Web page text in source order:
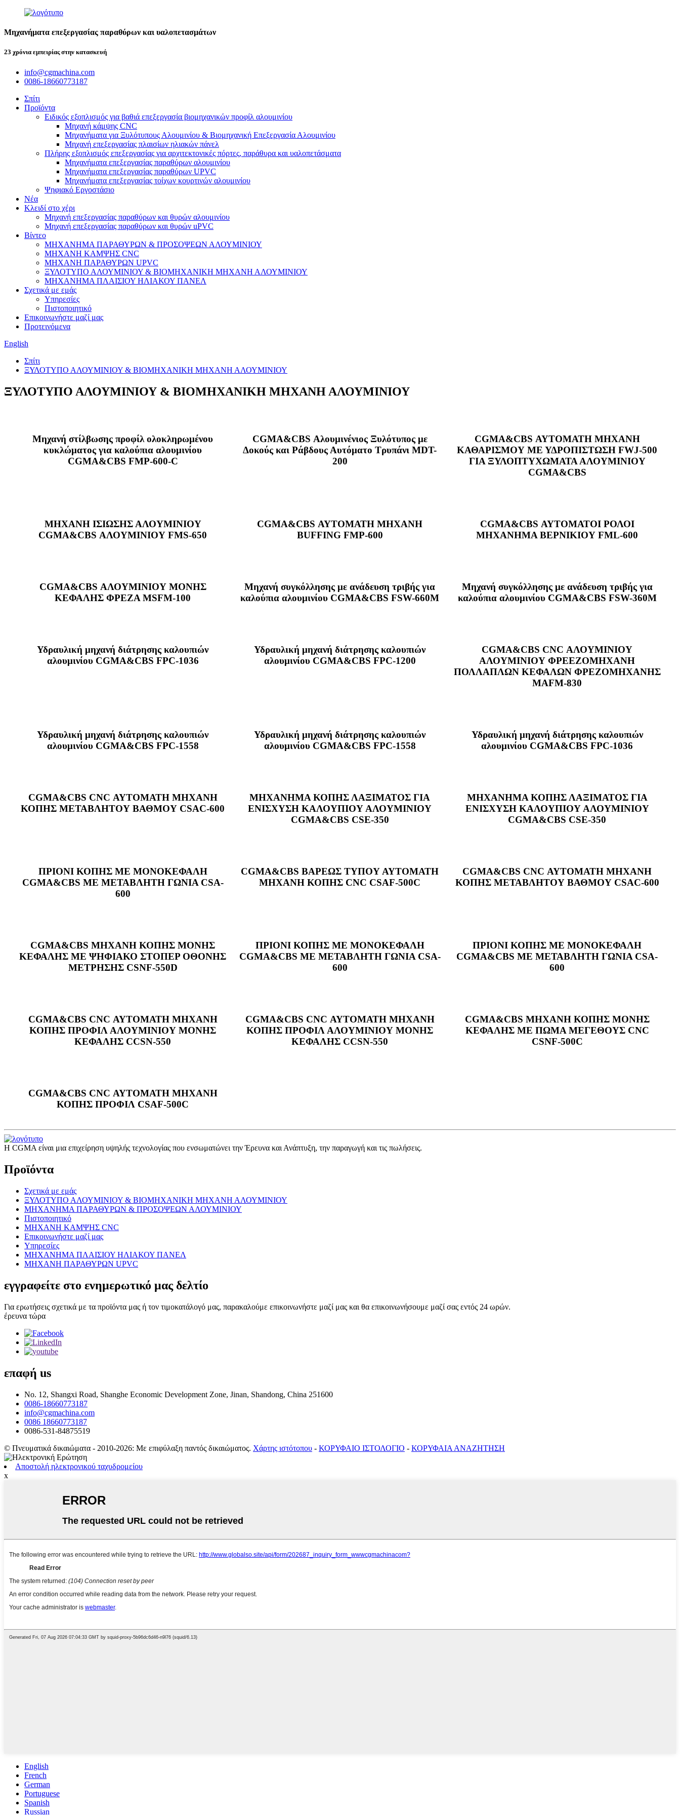
Μηχανήματα επεξεργασίας παραθύρων και υαλοπετασμάτων
23 χρόνια εμπειρίας στην κατασκευή
info@cgmachina.com
0086-18660773187
Σπίτι
Προϊόντα
Ειδικός εξοπλισμός για βαθιά επεξεργασία βιομηχανικών προφίλ αλουμινίου
Μηχανή κάμψης CNC
Μηχανήματα για Ξυλότυπους Αλουμινίου & Βιομηχανική Επεξεργασία Αλουμινίου
Μηχανή επεξεργασίας πλαισίων ηλιακών πάνελ
Πλήρης εξοπλισμός επεξεργασίας για αρχιτεκτονικές πόρτες, παράθυρα και υαλοπετάσματα
Μηχανήματα επεξεργασίας παραθύρων αλουμινίου
Μηχανήματα επεξεργασίας παραθύρων UPVC
Μηχανήματα επεξεργασίας τοίχων κουρτινών αλουμινίου
Ψηφιακό Εργοστάσιο
Νέα
Κλειδί στο χέρι
Μηχανή επεξεργασίας παραθύρων και θυρών αλουμινίου
Μηχανή επεξεργασίας παραθύρων και θυρών uPVC
Βίντεο
ΜΗΧΑΝΗΜΑ ΠΑΡΑΘΥΡΩΝ & ΠΡΟΣΟΨΕΩΝ ΑΛΟΥΜΙΝΙΟΥ
ΜΗΧΑΝΗ ΚΑΜΨΗΣ CNC
ΜΗΧΑΝΗ ΠΑΡΑΘΥΡΩΝ UPVC
ΞΥΛΟΤΥΠΟ ΑΛΟΥΜΙΝΙΟΥ & ΒΙΟΜΗΧΑΝΙΚΗ ΜΗΧΑΝΗ ΑΛΟΥΜΙΝΙΟΥ
ΜΗΧΑΝΗΜΑ ΠΛΑΙΣΙΟΥ ΗΛΙΑΚΟΥ ΠΑΝΕΛ
Σχετικά με εμάς
Υπηρεσίες
Πιστοποιητικό
Επικοινωνήστε μαζί μας
Προτεινόμενα
English
Σπίτι
ΞΥΛΟΤΥΠΟ ΑΛΟΥΜΙΝΙΟΥ & ΒΙΟΜΗΧΑΝΙΚΗ ΜΗΧΑΝΗ ΑΛΟΥΜΙΝΙΟΥ
ΞΥΛΟΤΥΠΟ ΑΛΟΥΜΙΝΙΟΥ & ΒΙΟΜΗΧΑΝΙΚΗ ΜΗΧΑΝΗ ΑΛΟΥΜΙΝΙΟΥ
Μηχανή στίλβωσης προφίλ ολοκληρωμένου
κυκλώματος για καλούπια αλουμινίου
CGMA&CBS FMP-600-C
CGMA&CBS Αλουμινένιος Ξυλότυπος με
Δοκούς και Ράβδους Αυτόματο Τρυπάνι MDT-
200
CGMA&CBS ΑΥΤΟΜΑΤΗ ΜΗΧΑΝΗ
ΚΑΘΑΡΙΣΜΟΥ ΜΕ ΥΔΡΟΠΙΣΤΩΣΗ FWJ-500
ΓΙΑ ΞΥΛΟΠΤΥΧΩΜΑΤΑ ΑΛΟΥΜΙΝΙΟΥ
CGMA&CBS
ΜΗΧΑΝΗ ΙΣΙΩΣΗΣ ΑΛΟΥΜΙΝΙΟΥ
CGMA&CBS ΑΛΟΥΜΙΝΙΟΥ FMS-650
CGMA&CBS ΑΥΤΟΜΑΤΗ ΜΗΧΑΝΗ
BUFFING FMP-600
CGMA&CBS ΑΥΤΟΜΑΤΟΙ ΡΟΛΟΙ
ΜΗΧΑΝΗΜΑ ΒΕΡΝΙΚΙΟΥ FML-600
CGMA&CBS ΑΛΟΥΜΙΝΙΟΥ ΜΟΝΗΣ
ΚΕΦΑΛΗΣ ΦΡΕΖΑ MSFM-100
Μηχανή συγκόλλησης με ανάδευση τριβής για
καλούπια αλουμινίου CGMA&CBS FSW-660M
Μηχανή συγκόλλησης με ανάδευση τριβής για
καλούπια αλουμινίου CGMA&CBS FSW-360M
Υδραυλική μηχανή διάτρησης καλουπιών
αλουμινίου CGMA&CBS FPC-1036
Υδραυλική μηχανή διάτρησης καλουπιών
αλουμινίου CGMA&CBS FPC-1200
CGMA&CBS CNC ΑΛΟΥΜΙΝΙΟΥ
ΑΛΟΥΜΙΝΙΟΥ ΦΡΕΕΖΟΜΗΧΑΝΗ
ΠΟΛΛΑΠΛΩΝ ΚΕΦΑΛΩΝ ΦΡΕΖΟΜΗΧΑΝΗΣ
MAFM-830
Υδραυλική μηχανή διάτρησης καλουπιών
αλουμινίου CGMA&CBS FPC-1558
Υδραυλική μηχανή διάτρησης καλουπιών
αλουμινίου CGMA&CBS FPC-1558
Υδραυλική μηχανή διάτρησης καλουπιών
αλουμινίου CGMA&CBS FPC-1036
CGMA&CBS CNC ΑΥΤΟΜΑΤΗ ΜΗΧΑΝΗ
ΚΟΠΗΣ ΜΕΤΑΒΛΗΤΟΥ ΒΑΘΜΟΥ CSAC-600
ΜΗΧΑΝΗΜΑ ΚΟΠΗΣ ΛΑΞΙΜΑΤΟΣ ΓΙΑ
ΕΝΙΣΧΥΣΗ ΚΑΛΟΥΠΙΟΥ ΑΛΟΥΜΙΝΙΟΥ
CGMA&CBS CSE-350
ΜΗΧΑΝΗΜΑ ΚΟΠΗΣ ΛΑΞΙΜΑΤΟΣ ΓΙΑ
ΕΝΙΣΧΥΣΗ ΚΑΛΟΥΠΙΟΥ ΑΛΟΥΜΙΝΙΟΥ
CGMA&CBS CSE-350
ΠΡΙΟΝΙ ΚΟΠΗΣ ΜΕ ΜΟΝΟΚΕΦΑΛΗ
CGMA&CBS ΜΕ ΜΕΤΑΒΛΗΤΗ ΓΩΝΙΑ CSA-
600
CGMA&CBS ΒΑΡΕΩΣ ΤΥΠΟΥ ΑΥΤΟΜΑΤΗ
ΜΗΧΑΝΗ ΚΟΠΗΣ CNC CSAF-500C
CGMA&CBS CNC ΑΥΤΟΜΑΤΗ ΜΗΧΑΝΗ
ΚΟΠΗΣ ΜΕΤΑΒΛΗΤΟΥ ΒΑΘΜΟΥ CSAC-600
CGMA&CBS ΜΗΧΑΝΗ ΚΟΠΗΣ ΜΟΝΗΣ
ΚΕΦΑΛΗΣ ΜΕ ΨΗΦΙΑΚΟ ΣΤΟΠΕΡ ΟΘΟΝΗΣ
ΜΕΤΡΗΣΗΣ CSNF-550D
ΠΡΙΟΝΙ ΚΟΠΗΣ ΜΕ ΜΟΝΟΚΕΦΑΛΗ
CGMA&CBS ΜΕ ΜΕΤΑΒΛΗΤΗ ΓΩΝΙΑ CSA-
600
ΠΡΙΟΝΙ ΚΟΠΗΣ ΜΕ ΜΟΝΟΚΕΦΑΛΗ
CGMA&CBS ΜΕ ΜΕΤΑΒΛΗΤΗ ΓΩΝΙΑ CSA-
600
CGMA&CBS CNC ΑΥΤΟΜΑΤΗ ΜΗΧΑΝΗ
ΚΟΠΗΣ ΠΡΟΦΙΛ ΑΛΟΥΜΙΝΙΟΥ ΜΟΝΗΣ
ΚΕΦΑΛΗΣ CCSN-550
CGMA&CBS CNC ΑΥΤΟΜΑΤΗ ΜΗΧΑΝΗ
ΚΟΠΗΣ ΠΡΟΦΙΛ ΑΛΟΥΜΙΝΙΟΥ ΜΟΝΗΣ
ΚΕΦΑΛΗΣ CCSN-550
CGMA&CBS ΜΗΧΑΝΗ ΚΟΠΗΣ ΜΟΝΗΣ
ΚΕΦΑΛΗΣ ΜΕ ΠΩΜΑ ΜΕΓΕΘΟΥΣ CNC
CSNF-500C
CGMA&CBS CNC ΑΥΤΟΜΑΤΗ ΜΗΧΑΝΗ
ΚΟΠΗΣ ΠΡΟΦΙΛ CSAF-500C
Η CGMA είναι μια επιχείρηση υψηλής τεχνολογίας που ενσωματώνει την Έρευνα και Ανάπτυξη, την παραγωγή και τις πωλήσεις.
Προϊόντα
Σχετικά με εμάς
ΞΥΛΟΤΥΠΟ ΑΛΟΥΜΙΝΙΟΥ & ΒΙΟΜΗΧΑΝΙΚΗ ΜΗΧΑΝΗ ΑΛΟΥΜΙΝΙΟΥ
ΜΗΧΑΝΗΜΑ ΠΑΡΑΘΥΡΩΝ & ΠΡΟΣΟΨΕΩΝ ΑΛΟΥΜΙΝΙΟΥ
Πιστοποιητικό
ΜΗΧΑΝΗ ΚΑΜΨΗΣ CNC
Επικοινωνήστε μαζί μας
Υπηρεσίες
ΜΗΧΑΝΗΜΑ ΠΛΑΙΣΙΟΥ ΗΛΙΑΚΟΥ ΠΑΝΕΛ
ΜΗΧΑΝΗ ΠΑΡΑΘΥΡΩΝ UPVC
εγγραφείτε στο ενημερωτικό μας δελτίο
Για ερωτήσεις σχετικά με τα προϊόντα μας ή τον τιμοκατάλογό μας, παρακαλούμε επικοινωνήστε μαζί μας και θα επικοινωνήσουμε μαζί σας εντός 24 ωρών.
έρευνα τώρα
επαφή us
No. 12, Shangxi Road, Shanghe Economic Development Zone, Jinan, Shandong, China 251600
0086-18660773187
info@cgmachina.com
0086 18660773187
0086-531-84875519
© Πνευματικά δικαιώματα - 2010-2026: Με επιφύλαξη παντός δικαιώματος. Χάρτης ιστότοπου - ΚΟΡΥΦΑΙΟ ΙΣΤΟΛΟΓΙΟ - ΚΟΡΥΦΑΙΑ ΑΝΑΖΗΤΗΣΗ
Αποστολή ηλεκτρονικού ταχυδρομείου
x
English
French
German
Portuguese
Spanish
Russian